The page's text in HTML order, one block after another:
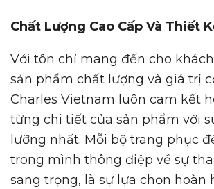
Chất Lượng Cao Cấp Và Thiết
Với tôn chỉ mang đến cho
sản phẩm chất lượng và giá trị
Charles Vietnam luôn cam kết
từng chi tiết của sản phẩm với
lưỡng nhất. Mỗi bộ trang phục
trong mình thông điệp về sự
sang trọng, là sự lựa chọn hoàn